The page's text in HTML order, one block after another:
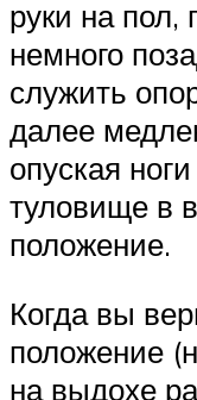
руки на пол,
немного
служить
далее
опуская
туловище в
положение.
Когда вы
положение
на выдохе